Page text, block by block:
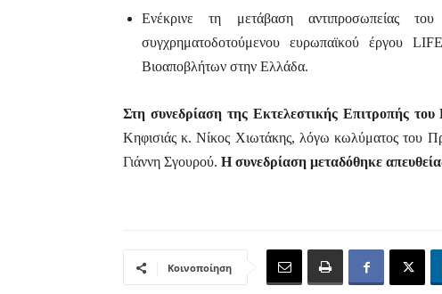
Ενέκρινε τη μετάβαση αντιπροσωπείας
συγχρηματοδοτούμενου ευρωπαϊκού έργου
Βιοαποβλήτων στην Ελλάδα.
Στη συνεδρίαση της Εκτελεστικής Επιτροπής
Κηφισιάς κ. Νίκος Χιωτάκης, λόγω κωλύματος του
Γιάννη Σγουρού. Η συνεδρίαση μεταδόθηκε
Κοινοποίηση